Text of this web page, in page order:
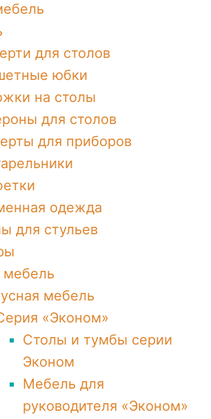
для столов
юбки
на столы
для столов
для приборов
одежда
для стульев
мебель
«Эконом»
Столы и тумбы серии
Эконом
Мебель для
руководителя «Эконом»